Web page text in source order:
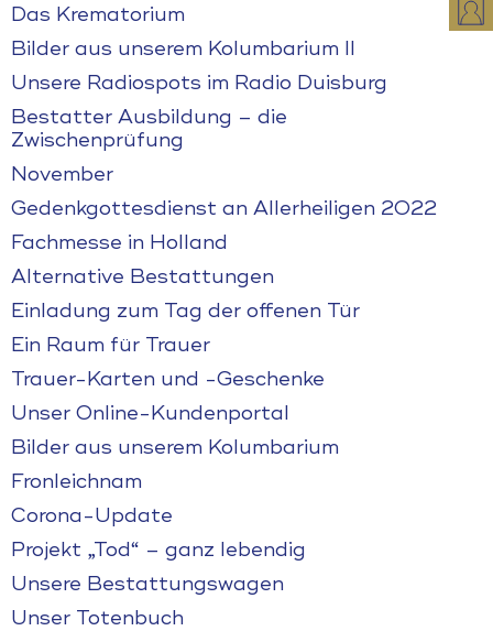
Das Krematorium
Bilder aus unserem Kolumbarium II
Unsere Radiospots im Radio Duisburg
Bestatter Ausbildung – die
Zwischenprüfung
November
Gedenkgottesdienst an Allerheiligen 2022
Fachmesse in Holland
Alternative Bestattungen
Einladung zum Tag der offenen Tür
Ein Raum für Trauer
Trauer-Karten und -Geschenke
Unser Online-Kundenportal
Bilder aus unserem Kolumbarium
Fronleichnam
Corona-Update
Projekt „Tod“ – ganz lebendig
Unsere Bestattungswagen
Unser Totenbuch